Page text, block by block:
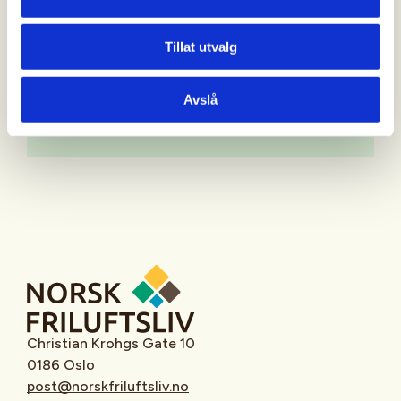
Tillat utvalg
Avslå
Oppmøtested
Christian Krohgs Gate 10
0186 Oslo
post@norskfriluftsliv.no